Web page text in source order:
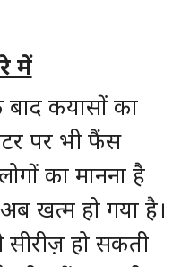
में
कयासों का
पर भी फैंस
का मानना है
खत्म हो गया है।
हो सकती